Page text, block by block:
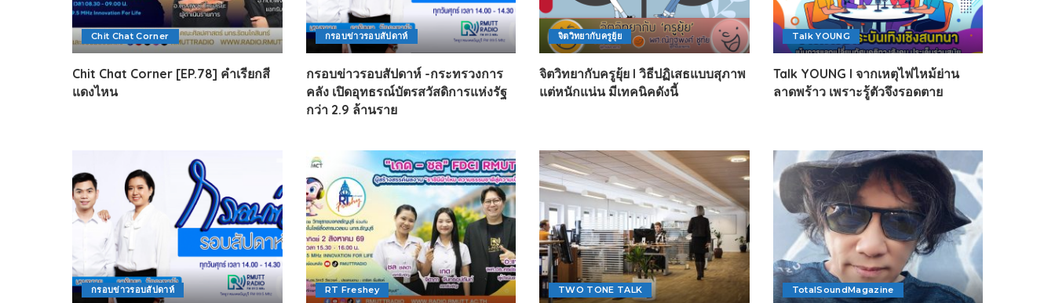
Chit Chat Corner
Chit Chat Corner [EP.78] คำเรียกสี
แดงไหน
กรอบข่าวรอบสัปดาห์
กรอบข่าวรอบสัปดาห์ -กระทรวงการ
คลัง เปิดอุทธรณ์บัตรสวัสดิการแห่งรัฐ
กว่า 2.9 ล้านราย
จิตวิทยากับครูยุ้ย
จิตวิทยากับครูยุ้ย l วิธีปฏิเสธแบบสุภาพ
แต่หนักแน่น มีเทคนิคดังนี้
Talk YOUNG
Talk YOUNG l จากเหตุไฟไหม้ย่าน
ลาดพร้าว เพราะรู้ตัวจึงรอดตาย
กรอบข่าวรอบสัปดาห์ RT Freshey TWO TONE TALK TotalSoundMagazine